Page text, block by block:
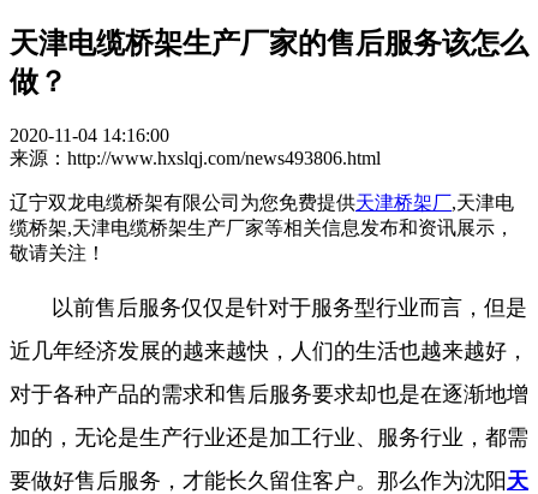
天津电缆桥架生产厂家的售后服务该怎么
做？
2020-11-04 14:16:00
来源：http://www.hxslqj.com/news493806.html
辽宁双龙电缆桥架有限公司为您免费提供天津桥架厂,天津电
缆桥架,天津电缆桥架生产厂家等相关信息发布和资讯展示，
敬请关注！
以前售后服务仅仅是针对于服务型行业而言，但是
近几年经济发展的越来越快，人们的生活也越来越好，
对于各种产品的需求和售后服务要求却也是在逐渐地增
加的，无论是生产行业还是加工行业、服务行业，都需
要做好售后服务，才能长久留住客户。那么作为沈阳天